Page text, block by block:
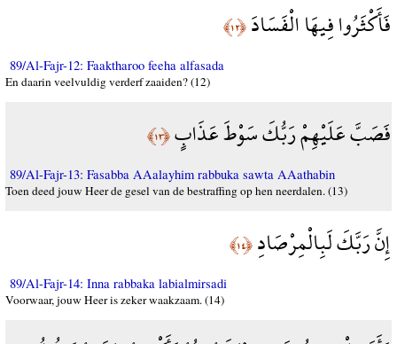
فَأَكْثَرُوا فِيهَا الْفَسَادَ﴿١٢﴾
89/Al-Fajr-12: Faaktharoo feeha alfasada
En daarin veelvuldig verderf zaaiden? (12)
فَصَبَّ عَلَيْهِمْ رَبُّكَ سَوْطَ عَذَابٍ﴿١٣﴾
89/Al-Fajr-13: Fasabba AAalayhim rabbuka sawta AAathabin
Toen deed jouw Heer de gesel van de bestraffing op hen neerdalen. (13)
إِنَّ رَبَّكَ لَبِالْمِرْصَادِ﴿١٤﴾
89/Al-Fajr-14: Inna rabbaka labialmirsadi
Voorwaar, jouw Heer is zeker waakzaam. (14)